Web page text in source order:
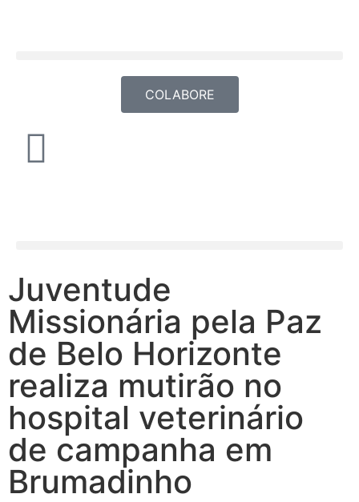
COLABORE
Juventude
Missionária pela Paz
de Belo Horizonte
realiza mutirão no
hospital veterinário
de campanha em
Brumadinho